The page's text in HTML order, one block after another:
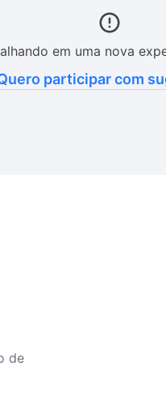
em uma nova
participar com
de